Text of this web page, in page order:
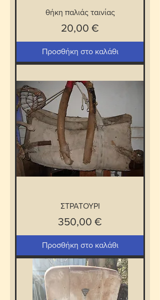
θήκη παλιάς ταινίας
Τιμή
20,00 €
Προσθήκη στο καλάθι
ΣΤΡΑΤΟΥΡΙ
Τιμή
350,00 €
Προσθήκη στο καλάθι